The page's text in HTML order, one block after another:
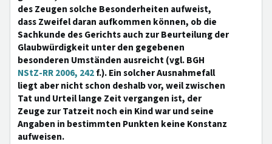
des Zeugen solche Besonderheiten aufweist,
dass Zweifel daran aufkommen können, ob die
Sachkunde des Gerichts auch zur Beurteilung der
Glaubwürdigkeit unter den gegebenen
besonderen Umständen ausreicht (vgl. BGH
NStZ-RR 2006, 242f.). Ein solcher Ausnahmefall
liegt aber nicht schon deshalb vor, weil zwischen
Tat und Urteil lange Zeit vergangen ist, der
Zeuge zur Tatzeit noch ein Kind war und seine
Angaben in bestimmten Punkten keine Konstanz
aufweisen.